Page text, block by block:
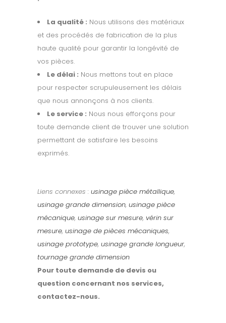
La qualité : Nous utilisons des matériaux
et des procédés de fabrication de la plus
haute qualité pour garantir la longévité de
vos pièces.
Le délai : Nous mettons tout en place
pour respecter scrupuleusement les délais
que nous annonçons à nos clients.
Le service : Nous nous efforçons pour
toute demande client de trouver une solution
permettant de satisfaire les besoins
exprimés.
Liens connexes : usinage pièce métallique,
usinage grande dimension, usinage pièce
mécanique, usinage sur mesure, vérin sur
mesure, usinage de pièces mécaniques,
usinage prototype, usinage grande longueur,
tournage grande dimension
Pour toute demande de devis ou
question concernant nos services,
contactez-nous.